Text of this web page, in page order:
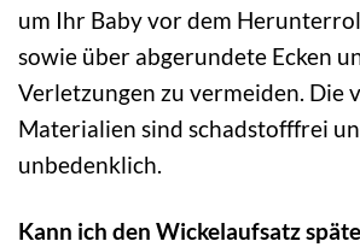
um Ihr Baby vor dem
sowie über abgerundete Ecken
Verletzungen zu vermeiden. Die
Materialien sind schadstofffrei
unbedenklich.
Kann ich den Wickelaufsatz